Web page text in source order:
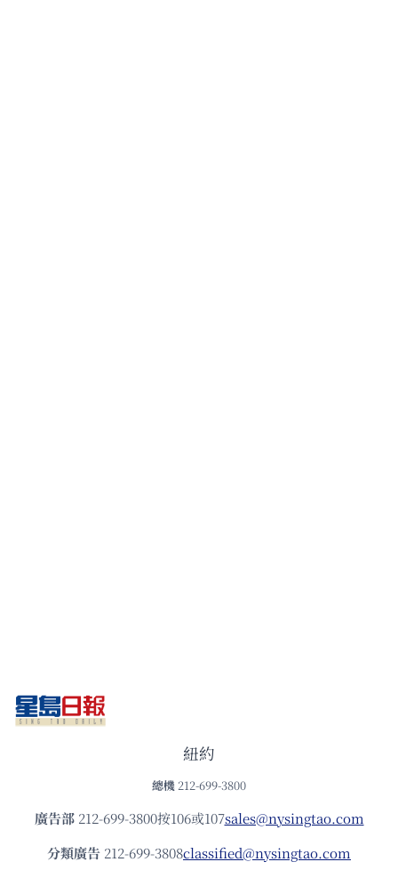
紐約
總機 212-699-3800
廣告部212-699-3800按106或107sales@nysingtao.com
分類廣告 212-699-3808classified@nysingtao.com